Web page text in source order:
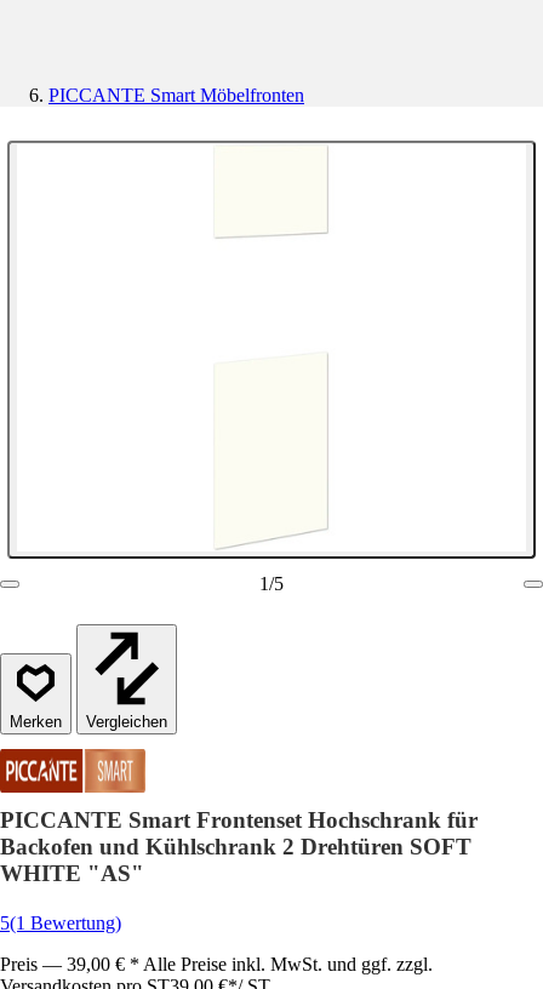
PICCANTE Smart Möbelfronten
1/5
Vergleichen
PICCANTE Smart Frontenset Hochschrank für
Backofen und Kühlschrank 2 Drehtüren SOFT
WHITE "AS"
5(1 Bewertung)
Preis — 39,00 € * Alle Preise inkl. MwSt. und ggf. zzgl.